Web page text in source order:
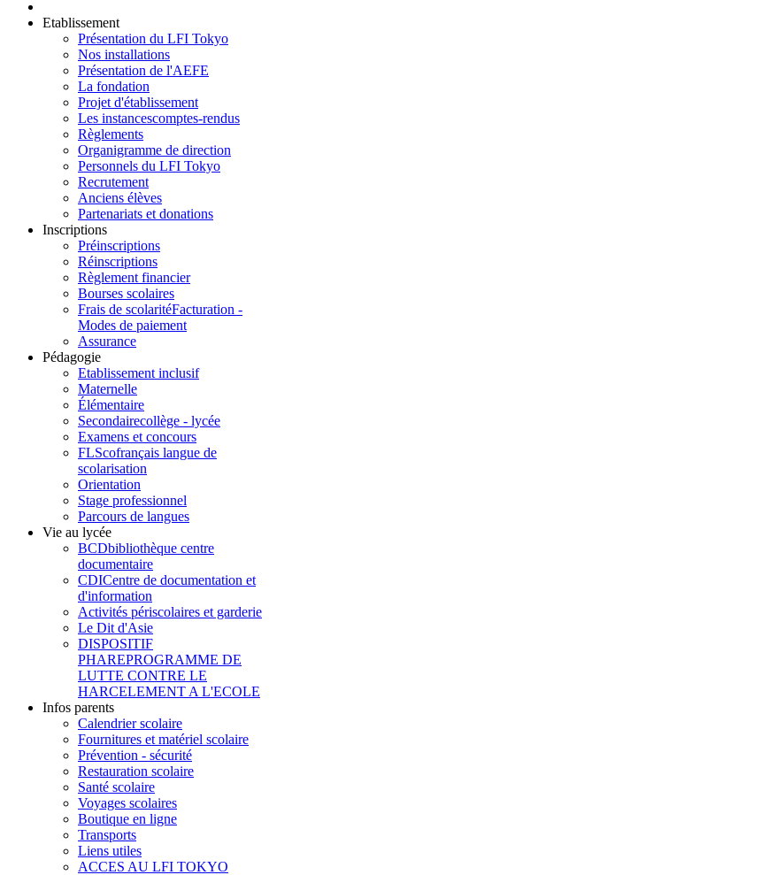
Etablissement
Présentation du LFI Tokyo
Nos installations
Présentation de l'AEFE
La fondation
Projet d'établissement
Les instancescomptes-rendus
Règlements
Organigramme de direction
Personnels du LFI Tokyo
Recrutement
Anciens élèves
Partenariats et donations
Inscriptions
Préinscriptions
Réinscriptions
Règlement financier
Bourses scolaires
Frais de scolaritéFacturation -
Modes de paiement
Assurance
Pédagogie
Etablissement inclusif
Maternelle
Élémentaire
Secondairecollège - lycée
Examens et concours
FLScofrançais langue de
scolarisation
Orientation
Stage professionnel
Parcours de langues
Vie au lycée
BCDbibliothèque centre
documentaire
CDICentre de documentation et
d'information
Activités périscolaires et garderie
Le Dit d'Asie
DISPOSITIF
PHAREPROGRAMME DE
LUTTE CONTRE LE
HARCELEMENT A L'ECOLE
Infos parents
Calendrier scolaire
Fournitures et matériel scolaire
Prévention - sécurité
Restauration scolaire
Santé scolaire
Voyages scolaires
Boutique en ligne
Transports
Liens utiles
ACCES AU LFI TOKYO